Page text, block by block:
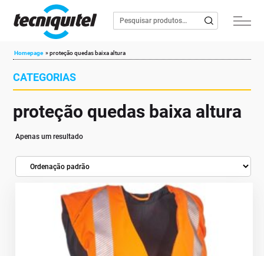
Homepage »proteção quedas baixa altura
CATEGORIAS
proteção quedas baixa altura
Apenas um resultado